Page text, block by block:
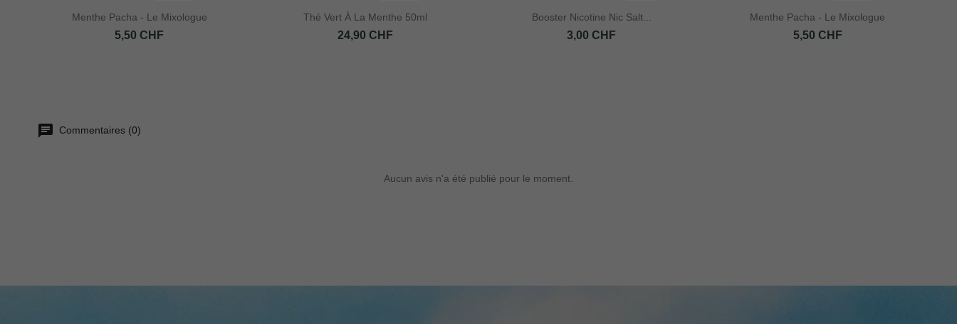
Menthe Pacha - Le Mixologue
Prix
5,50 CHF
Thé Vert À La Menthe 50ml
Prix
24,90 CHF
Booster Nicotine Nic Salt...
Prix
3,00 CHF
Menthe Pacha - Le Mixologue
Prix
5,50 CHF
Commentaires (0)
Aucun avis n'a été publié pour le moment.